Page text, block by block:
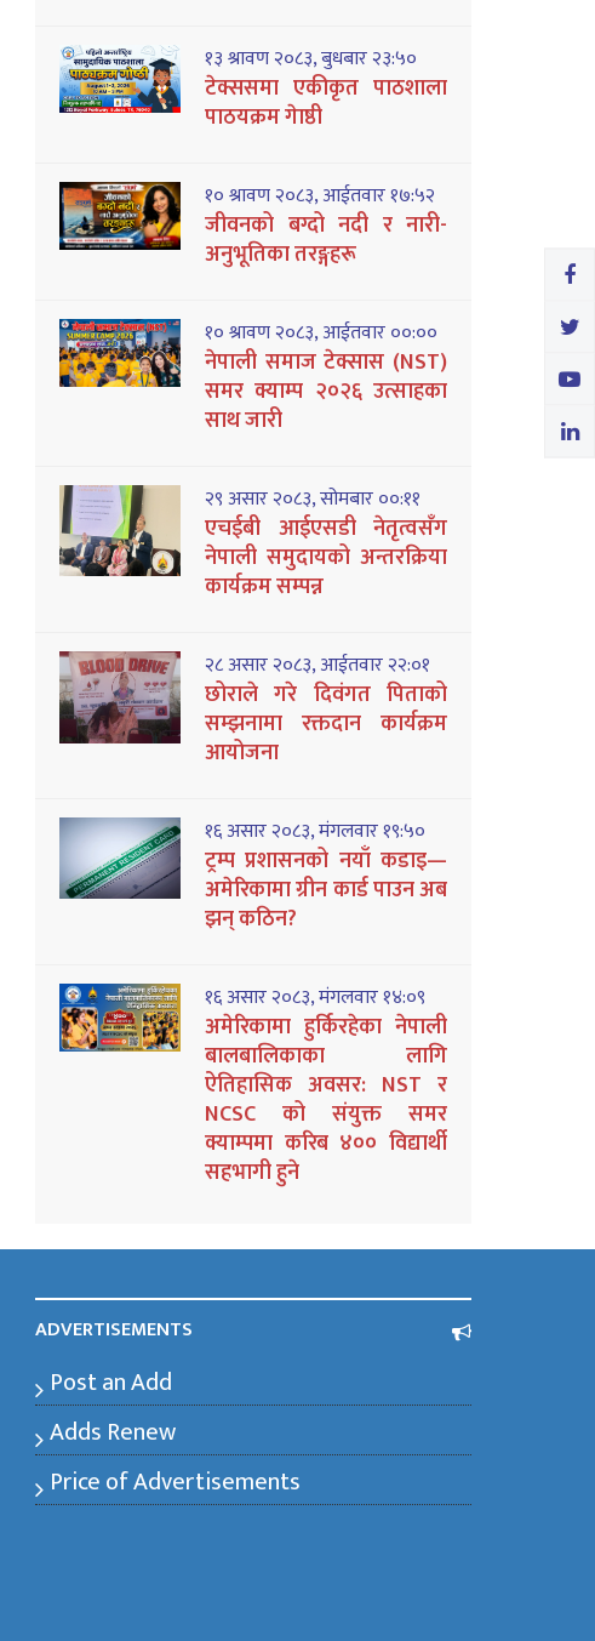
१३ श्रावण २०८३, बुधबार २३:५०
टेक्ससमा एकीकृत पाठशाला
पाठयक्रम गेाष्ठी
१० श्रावण २०८३, आईतवार १७:५२
जीवनको बग्दो नदी र नारी-
अनुभूतिका तरङ्गहरू
१० श्रावण २०८३, आईतवार ००:००
नेपाली समाज टेक्सास (NST)
समर क्याम्प २०२६ उत्साहका
साथ जारी
२९ असार २०८३, सोमबार ००:११
एचईबी आईएसडी नेतृत्वसँग
नेपाली समुदायको अन्तरक्रिया
कार्यक्रम सम्पन्न
२८ असार २०८३, आईतवार २२:०१
छोराले गरे दिवंगत पिताको
सम्झनामा रक्तदान कार्यक्रम
आयोजना
१६ असार २०८३, मंगलवार १९:५०
ट्रम्प प्रशासनको नयाँ कडाइ—
अमेरिकामा ग्रीन कार्ड पाउन अब
झन् कठिन?
१६ असार २०८३, मंगलवार १४:०९
अमेरिकामा हुर्किरहेका नेपाली
बालबालिकाका लागि
ऐतिहासिक अवसर: NST र
NCSC को संयुक्त समर
क्याम्पमा करिब ४०० विद्यार्थी
सहभागी हुने
ADVERTISEMENTS
Post an Add
Adds Renew
Price of Advertisements